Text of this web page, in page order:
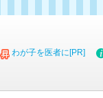
わが子を医者に[PR]